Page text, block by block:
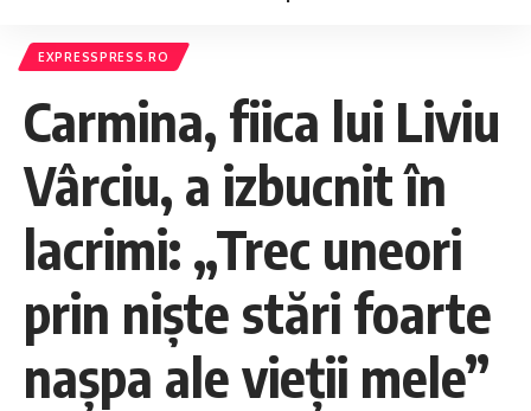
EXPRESSPRESS.RO
Carmina, fiica lui Liviu
Vârciu, a izbucnit în
lacrimi: „Trec uneori
prin niște stări foarte
nașpa ale vieții mele”